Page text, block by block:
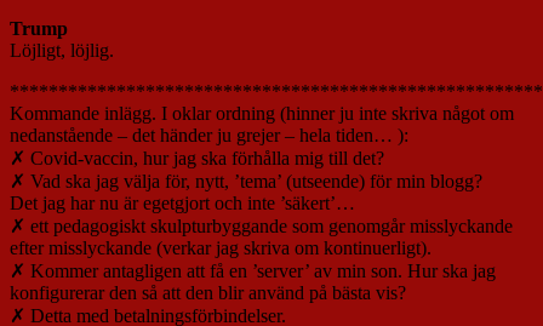
Trump
Löjligt, löjlig.
Kommande inlägg. I oklar ordning (hinner ju inte skriva något om
nedanstående – det händer ju grejer – hela tiden… ):
✗ Covid-vaccin, hur jag ska förhålla mig till det?
✗ Vad ska jag välja för, nytt, ’tema’ (utseende) för min blogg?
Det jag har nu är egetgjort och inte ’säkert’…
✗ ett pedagogiskt skulpturbyggande som genomgår misslyckande
efter misslyckande (verkar jag skriva om kontinuerligt).
✗ Kommer antagligen att få en ’server’ av min son. Hur ska jag
konfigurerar den så att den blir använd på bästa vis?
✗ Detta med betalningsförbindelser.